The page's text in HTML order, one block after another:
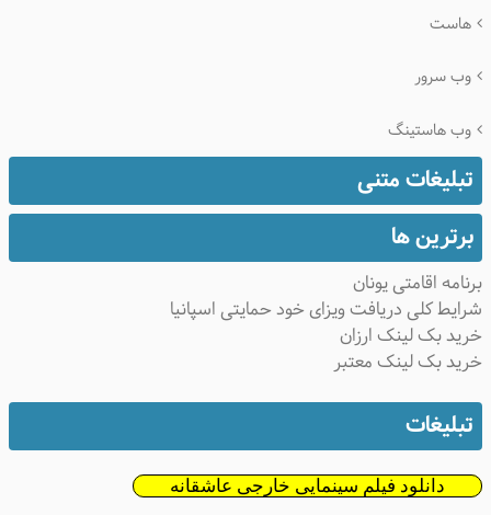
هاست
وب سرور
وب هاستینگ
تبلیغات متنی
برترین ها
اقامتی یونان
کلی دریافت ویزای خود حمایتی اسپانیا
بک لینک ارزان
بک لینک معتبر
تبلیغات
دانلود فیلم سینمایی خارجی عاشقانه